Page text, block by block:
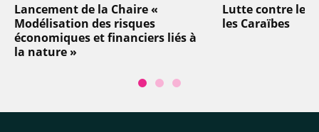
Lancement de la Chaire «
Modélisation des risques
économiques et financiers liés à
la nature »
Lutte contre les
les Caraïbes